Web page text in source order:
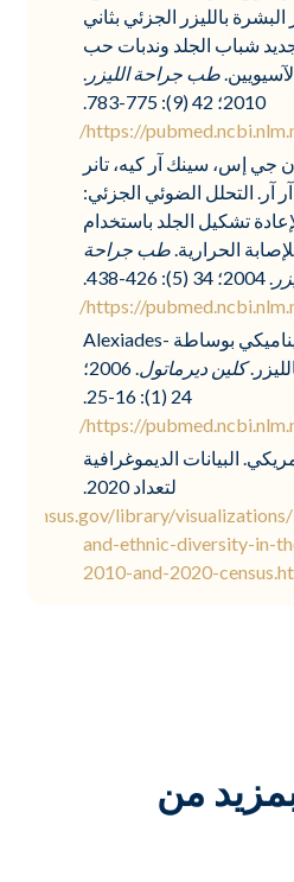
بالليزر الجزئي بثاني
شباب الجلد وندبات حب
طب جراحة الليزر .
2010؛ 42 (9): 775-783.
https://
جي إس، سينك آر كيه، تانر
آر. التحلل الضوئي الجزئي:
تشكيل الجلد باستخدام
الحرارية.طب جراحة
. 2004؛ 34 (5): 426-438.
https://
العلاج الضوئي الديناميكي بوساطة Alexiades-
كلين ديرماتول
. 2006؛
24 (1): 16-25.
https://
البيانات الديموغرافية
لتعداد 2020.
library/
and-ethnic-diversity-in-
2010-and-2020-
من